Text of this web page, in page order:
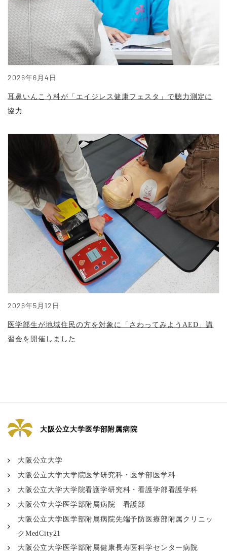
2026年6月4日
耳鼻いんこう科が「エイジレス健康フェスタ」で聴力測定に
協力
2026年5月12日
医学部生が地域住民の方を対象に「さわってみようAED」講
習会を開催しました
大阪公立大学医学部附属病院
大阪公立大学
大阪公立大学大学院医学研究科・医学部医学科
大阪公立大学大学院看護学研究科・看護学部看護学科
大阪公立大学医学部附属病院 看護部
大阪公立大学医学部附属病院先端予防医療部附属クリニッ
クMedCity21
大阪公立大学医学部附属健康長寿医科学センター病院